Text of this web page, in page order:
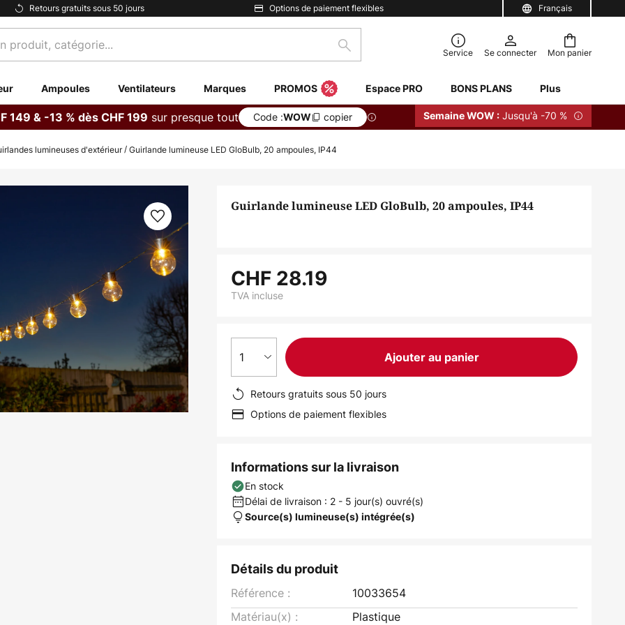
Français
Retours gratuits sous 50 jours Options de paiement flexibles
Mon panier
Rechercher Service Se connecter
Ampoules Ventilateurs Marques PROMOS Espace PRO BONS PLANS Plus
149 & -13 % dès CHF 199 sur presque tout Code :WOW copier Semaine WOW : Jusqu'à -70 %
lumineuses d'extérieur Guirlande lumineuse LED GloBulb, 20 ampoules, IP44
Guirlande lumineuse LED GloBulb, 20 ampoules, IP44
CHF 28.19
TVA incluse
1 Ajouter au panier
Retours gratuits sous 50 jours
Options de paiement flexibles
Informations sur la livraison
En stock
Délai de livraison : 2 - 5 jour(s) ouvré(s)
Source(s) lumineuse(s) intégrée(s)
Détails du produit
Référence :
10033654
Matériau(x) :
Plastique